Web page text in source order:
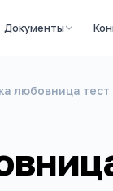
Документы
любовница тест